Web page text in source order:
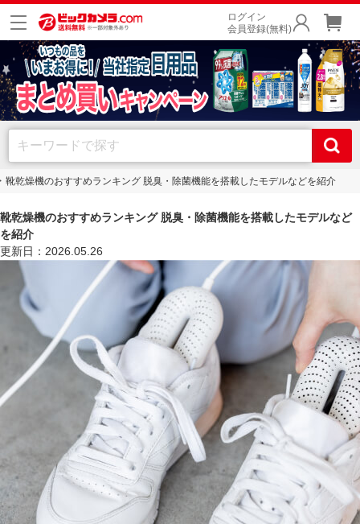
ログイン
会員登録(無料)
靴乾燥機のおすすめランキング 脱臭・除菌機能を搭載したモデルなどを紹介
靴乾燥機のおすすめランキング 脱臭・除菌機能を搭載したモデルなど
を紹介
更新日：2026.05.26